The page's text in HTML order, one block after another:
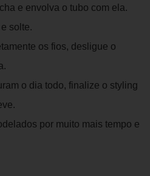
e envolva o tubo com ela.
solte.
os fios, desligue o
o dia todo, finalize o styling
por muito mais tempo e